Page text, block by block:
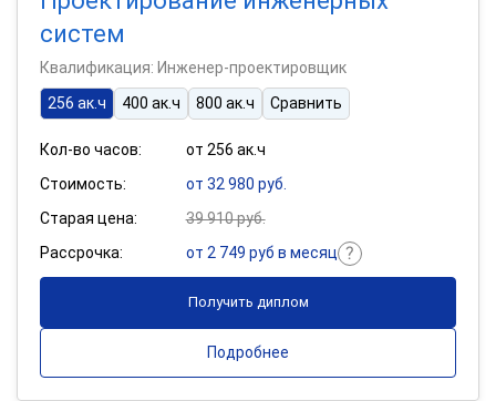
систем
Квалификация: Инженер-проектировщик
256 ак.ч
400 ак.ч 800 ак.ч Сравнить
Кол-во часов:
от 256 ак.ч
Стоимость:
от 32 980 руб.
Старая цена:
39 910 руб.
Рассрочка:
от 2 749 руб в месяц
Получить диплом
Подробнее